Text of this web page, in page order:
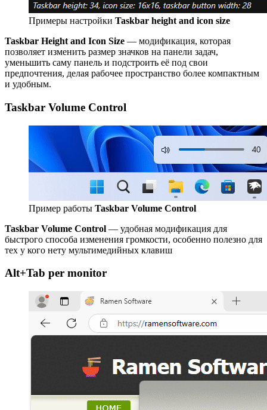
Примеры настройки Taskbar height and icon size
Taskbar Height and Icon Size — модификация, которая
позволяет изменить размер значков на панели задач,
уменьшить саму панель и подстроить её под свои
предпочтения, делая рабочее пространство более компактным
и удобным.
Taskbar Volume Control
Пример работы Taskbar Volume Control
Taskbar Volume Control — удобная модификация для
быстрого способа изменения громкости, особенно полезно для
тех у кого нету мультимедийных клавиш
Alt+Tab per monitor